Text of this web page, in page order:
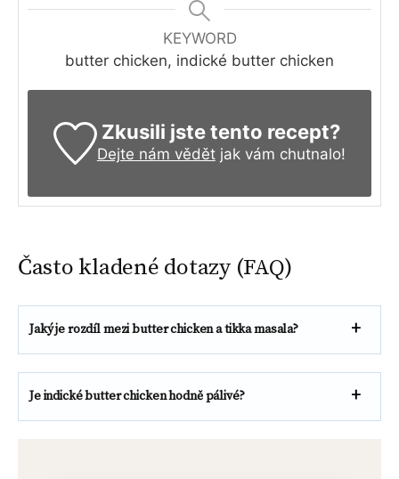
KEYWORD
butter chicken, indické butter chicken
Zkusili jste tento recept?
Dejte nám vědětjak vám chutnalo!
Často kladené dotazy (FAQ)
Jaký je rozdíl mezi butter chicken a tikka masala?
Je indické butter chicken hodně pálivé?